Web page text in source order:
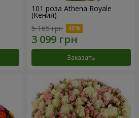
101 роза Athena Royale
(Кения)
5 165 грн
Заказать